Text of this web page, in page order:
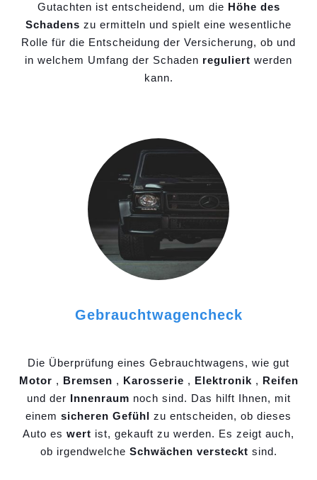
Gutachten ist entscheidend, um die Höhe des
Schadens zu ermitteln und spielt eine wesentliche
Rolle für die Entscheidung der Versicherung, ob und
in welchem Umfang der Schaden reguliert werden
kann.
Gebrauchtwagencheck
Die Überprüfung eines Gebrauchtwagens, wie gut
Motor , Bremsen , Karosserie , Elektronik , Reifen
und der Innenraum noch sind. Das hilft Ihnen, mit
einem sicheren Gefühl zu entscheiden, ob dieses
Auto es wert ist, gekauft zu werden. Es zeigt auch,
ob irgendwelche Schwächen versteckt sind.